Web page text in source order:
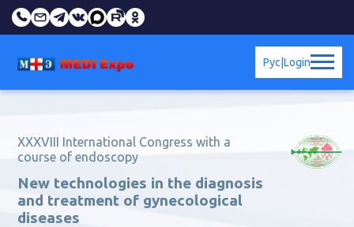
Login
Рус
XXXVIII International Congress with a
course of endoscopy
New technologies in the diagnosis
and treatment of gynecological
diseases